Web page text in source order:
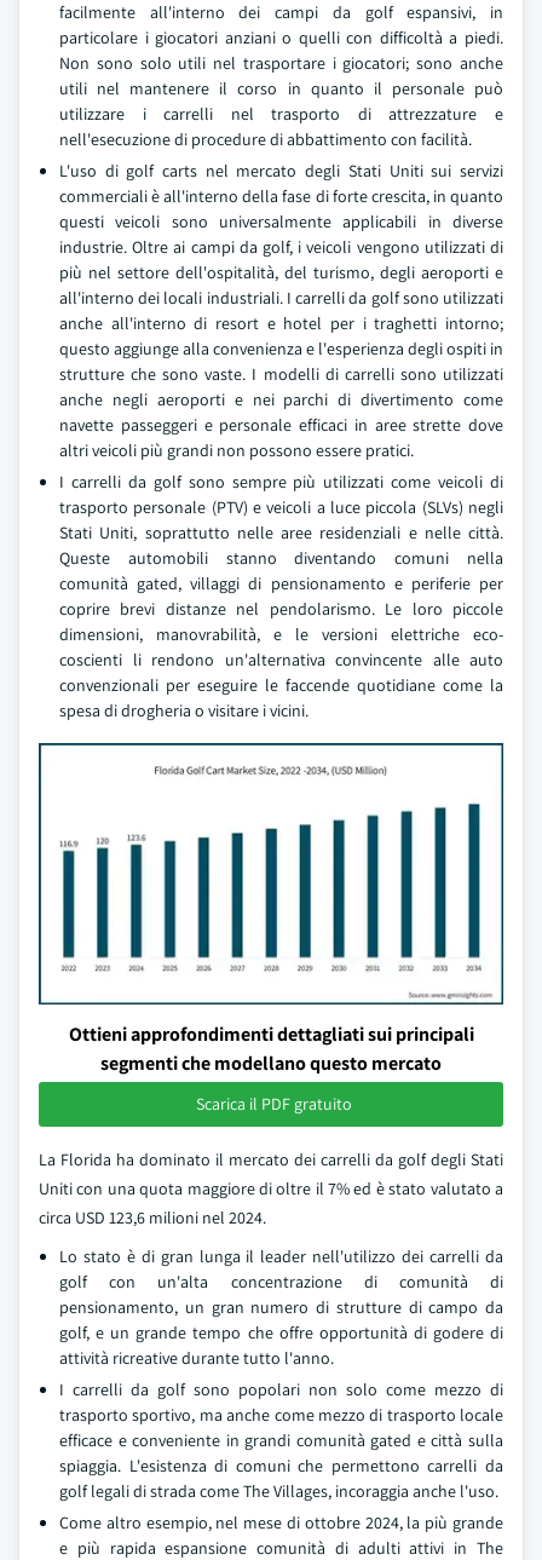
facilmente all'interno dei campi da golf espansivi, in
particolare i giocatori anziani o quelli con difficoltà a piedi.
Non sono solo utili nel trasportare i giocatori; sono anche
utili nel mantenere il corso in quanto il personale può
utilizzare i carrelli nel trasporto di attrezzature e
nell'esecuzione di procedure di abbattimento con facilità.
L'uso di golf carts nel mercato degli Stati Uniti sui servizi
commerciali è all'interno della fase di forte crescita, in quanto
questi veicoli sono universalmente applicabili in diverse
industrie. Oltre ai campi da golf, i veicoli vengono utilizzati di
più nel settore dell'ospitalità, del turismo, degli aeroporti e
all'interno dei locali industriali. I carrelli da golf sono utilizzati
anche all'interno di resort e hotel per i traghetti intorno;
questo aggiunge alla convenienza e l'esperienza degli ospiti in
strutture che sono vaste. I modelli di carrelli sono utilizzati
anche negli aeroporti e nei parchi di divertimento come
navette passeggeri e personale efficaci in aree strette dove
altri veicoli più grandi non possono essere pratici.
I carrelli da golf sono sempre più utilizzati come veicoli di
trasporto personale (PTV) e veicoli a luce piccola (SLVs) negli
Stati Uniti, soprattutto nelle aree residenziali e nelle città.
Queste automobili stanno diventando comuni nella
comunità gated, villaggi di pensionamento e periferie per
coprire brevi distanze nel pendolarismo. Le loro piccole
dimensioni, manovrabilità, e le versioni elettriche eco-
coscienti li rendono un'alternativa convincente alle auto
convenzionali per eseguire le faccende quotidiane come la
spesa di drogheria o visitare i vicini.
Ottieni approfondimenti dettagliati sui principali
segmenti che modellano questo mercato
Scarica il PDF gratuito
La Florida ha dominato il mercato dei carrelli da golf degli Stati
Uniti con una quota maggiore di oltre il 7% ed è stato valutato a
circa USD 123,6 milioni nel 2024.
Lo stato è di gran lunga il leader nell'utilizzo dei carrelli da
golf con un'alta concentrazione di comunità di
pensionamento, un gran numero di strutture di campo da
golf, e un grande tempo che offre opportunità di godere di
attività ricreative durante tutto l'anno.
I carrelli da golf sono popolari non solo come mezzo di
trasporto sportivo, ma anche come mezzo di trasporto locale
efficace e conveniente in grandi comunità gated e città sulla
spiaggia. L'esistenza di comuni che permettono carrelli da
golf legali di strada come The Villages, incoraggia anche l'uso.
Come altro esempio, nel mese di ottobre 2024, la più grande
e più rapida espansione comunità di adulti attivi in The